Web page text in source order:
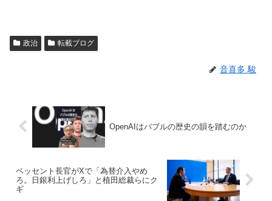
政治 転載ブログ
音喜多 駿
OpenAIはバブルの歴史の韻を踏むのか
ベッセント長官がXで「為替介入やめ
ろ。日銀利上げしろ」と植田総裁らにク
ギ